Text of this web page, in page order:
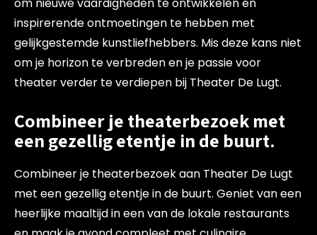
inspirerende ontmoetingen te hebben met
gelijkgestemde kunstliefhebbers. Mis deze kans niet
om je horizon te verbreden en je passie voor
theater verder te verdiepen bij Theater De Lugt.
Combineer je theaterbezoek met
een gezellig etentje in de buurt.
Combineer je theaterbezoek aan Theater De Lugt
met een gezellig etentje in de buurt. Geniet van een
heerlijke maaltijd in een van de lokale restaurants